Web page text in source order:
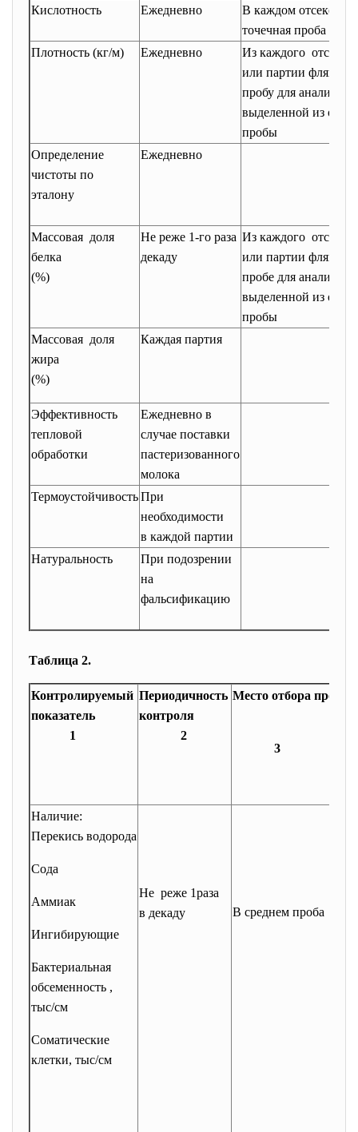
Кислотность Ежедневно
В каждом отсеке
точечная проба
Плотность (кг/м)
Ежедневно
Из каждого отсека
или партии фляг в
пробу для анализа,
выделенной из
пробы
Определение
чистоты по
эталону
Ежедневно
Массовая доля
белка
(%)
Не реже 1-го раза
декаду
Из каждого отсека
или партии фляг в
пробе для анализа,
выделенной из
пробы
Массовая доля
жира
(%)
Каждая партия
Эффективность
тепловой
обработки
Ежедневно в
случае поставки
пастеризованного
молока
ТермоустойчивостьПри
необходимости
в каждой партии
Натуральность
При подозрении
на
фальсификацию
Таблица 2.
Контролируемый
показатель
1
Периодичность
контроля
2
Место отбора проб
3
Наличие:
Перекись водорода
Сода
Аммиак
Ингибирующие
Бактериальная
обсеменность ,
тыс/см
Соматические
клетки, тыс/см
Не реже 1раза
в декаду
В среднем проба от